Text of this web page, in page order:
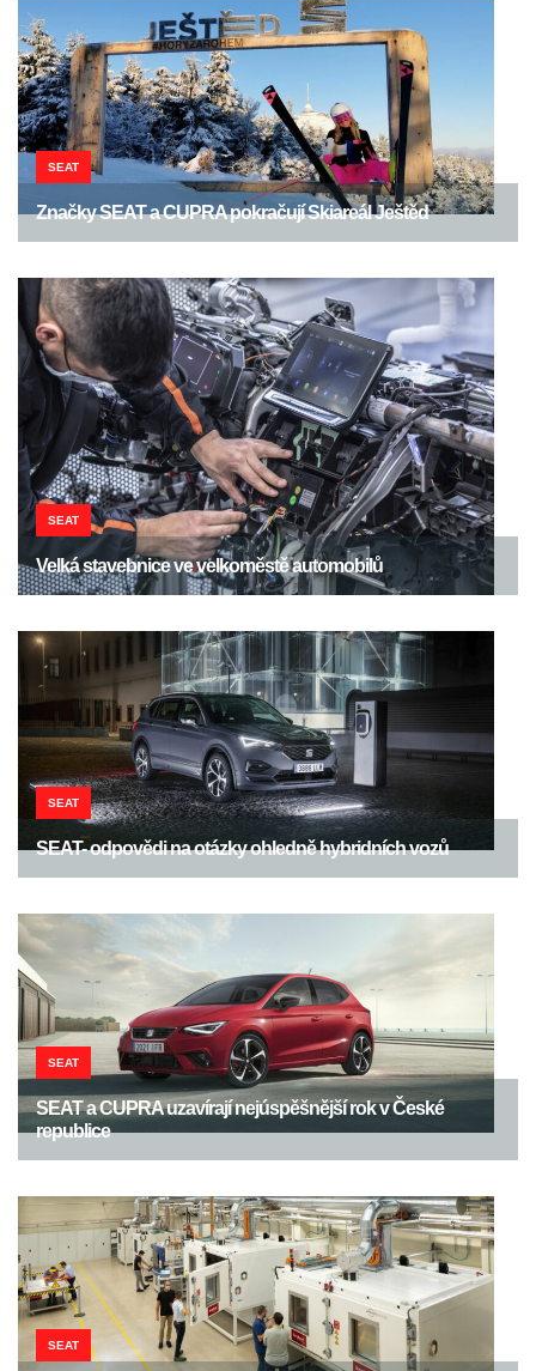
SEAT
Značky SEAT a CUPRA pokračují Skiareál Ještěd
SEAT
Velká stavebnice ve velkoměstě automobilů
SEAT
SEAT- odpovědi na otázky ohledně hybridních vozů
SEAT
SEAT a CUPRA uzavírají nejúspěšnější rok v České
republice
SEAT